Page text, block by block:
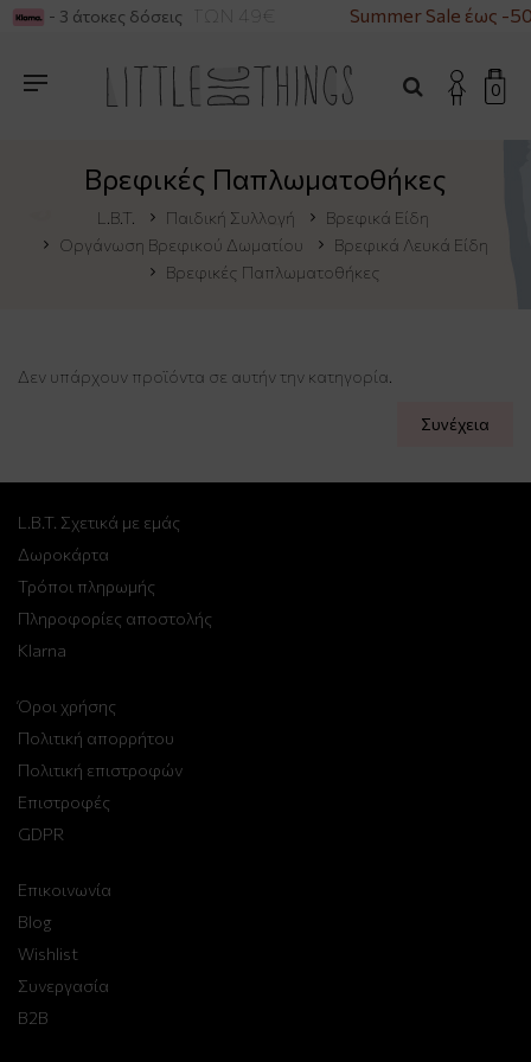
ΓΙΑ ΑΓΟΡΕΣ ΑΝΩ ΤΩΝ 49€ Summer Sale έως -
- 3 άτοκες δόσεις
0
Βρεφικές Παπλωματοθήκες
L.B.T. Παιδική Συλλογή
Βρεφικά Είδη
Οργάνωση Βρεφικού Δωματίου
Βρεφικά Λευκά Είδη
Βρεφικές Παπλωματοθήκες
Δεν υπάρχουν προϊόντα σε αυτήν την κατηγορία.
Συνέχεια
L.B.T. Σχετικά με εμάς
Δωροκάρτα
Τρόποι πληρωμής
Πληροφορίες αποστολής
Klarna
Όροι χρήσης
Πολιτική απορρήτου
Πολιτική επιστροφών
Επιστροφές
GDPR
Επικοινωνία
Blog
Wishlist
Συνεργασία
B2B